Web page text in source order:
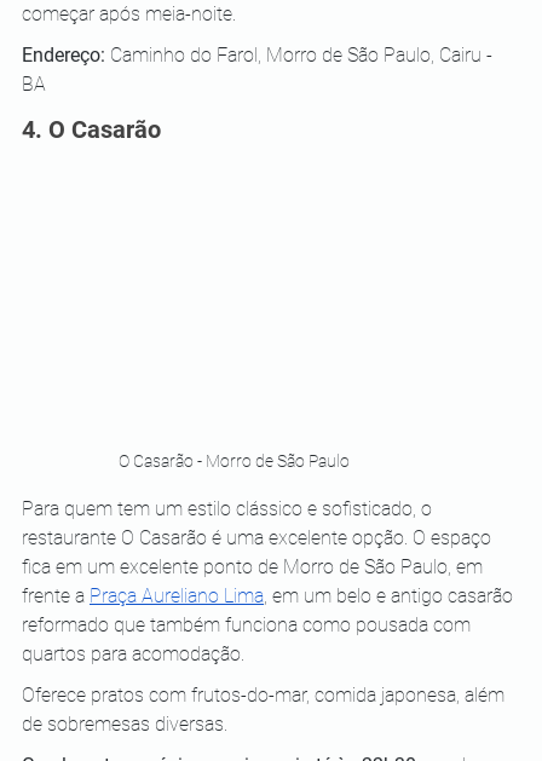
começar após meia-noite.
Endereço: Caminho do Farol, Morro de São Paulo, Cairu -
BA
4. O Casarão
O Casarão - Morro de São Paulo
Para quem tem um estilo clássico e sofisticado, o
restaurante O Casarão é uma excelente opção. O espaço
fica em um excelente ponto de Morro de São Paulo, em
frente a Praça Aureliano Lima, em um belo e antigo casarão
reformado que também funciona como pousada com
quartos para acomodação.
Oferece pratos com frutos-do-mar, comida japonesa, além
de sobremesas diversas.